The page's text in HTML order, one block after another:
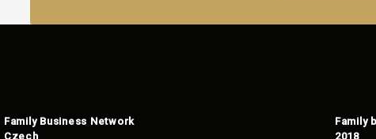
Family Business Network
Czech
Family
2018